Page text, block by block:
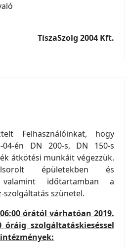
TiszaSzolg 2004 Kft.
Felhasználóinkat, hogy
04-én DN 200-s, DN 150-s
átkötési munkáit végezzük.
épületekben és
valamint időtartamban a
szolgáltatás szünetel.
órától várhatóan 2019.
óráig szolgáltatáskieséssel